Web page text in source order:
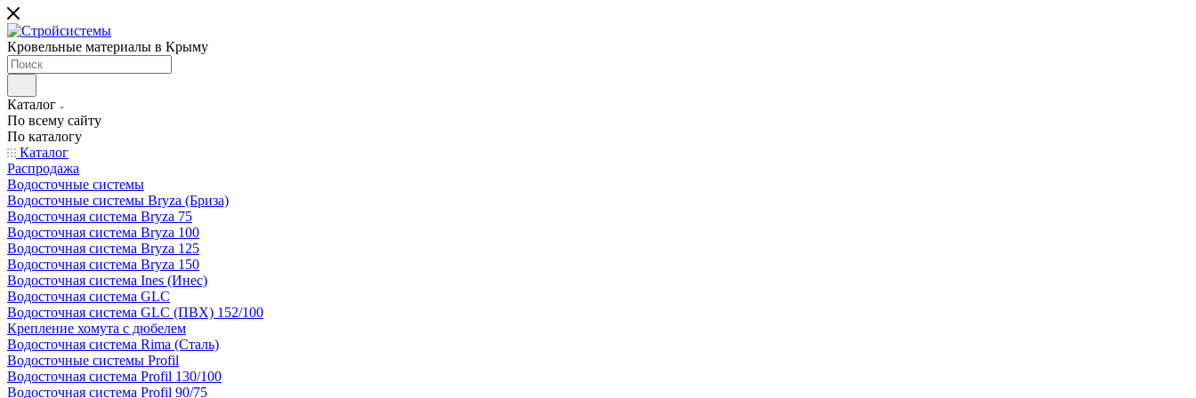
Кровельные материалы в Крыму
Каталог
По всему сайту
По каталогу
Каталог
Распродажа
Водосточные системы
Водосточные системы Bryza (Бриза)
Водосточная система Bryza 75
Водосточная система Bryza 100
Водосточная система Bryza 125
Водосточная система Bryza 150
Водосточная система Ines (Инес)
Водосточная система GLC
Водосточная система GLC (ПВХ) 152/100
Крепление хомута с дюбелем
Водосточная система Rima (Сталь)
Водосточные системы Profil
Водосточная система Profil 130/100
Водосточная система Profil 90/75